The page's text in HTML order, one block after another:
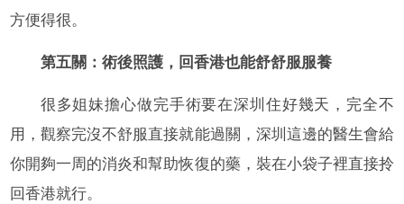
方便得很。
第五關：術後照護，回香港也能舒舒服服養
很多姐妹擔心做完手術要在深圳住好幾天，完全不
用，觀察完沒不舒服直接就能過關，深圳這邊的醫生會給
你開夠一周的消炎和幫助恢復的藥，裝在小袋子裡直接拎
回香港就行。